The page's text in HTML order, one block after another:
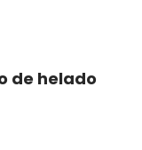
de helado